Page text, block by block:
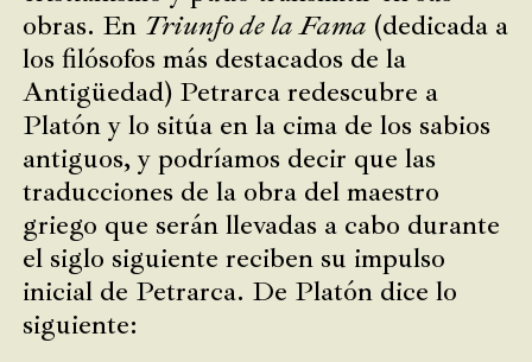
obras. En Triunfo de la Fama (dedicada a
los filósofos más destacados de la
Antigüedad) Petrarca redescubre a
Platón y lo sitúa en la cima de los sabios
antiguos, y podríamos decir que las
traducciones de la obra del maestro
griego que serán llevadas a cabo durante
el siglo siguiente reciben su impulso
inicial de Petrarca. De Platón dice lo
siguiente: